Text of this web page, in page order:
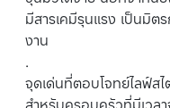
มีสารเคมีรุนแรง เป็นมิ
งาน
.
จุดเด่นที่ตอบโจทย์ไลฟ์ส